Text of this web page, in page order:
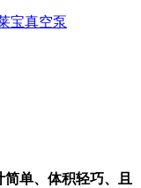
宝真空泵
单、体积轻巧、且